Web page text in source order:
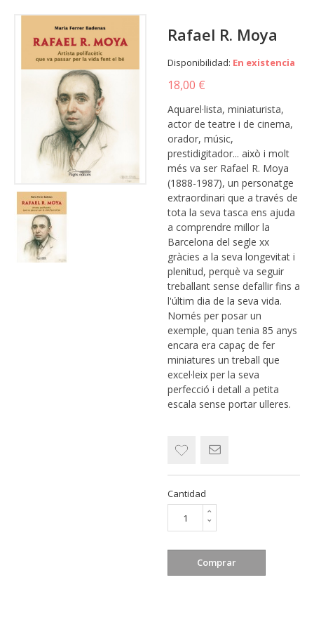
Rafael R. Moya
Disponibilidad: En existencia
18,00 €
Aquarel·lista, miniaturista,
actor de teatre i de cinema,
orador, músic,
prestidigitador... això i molt
més va ser Rafael R. Moya
(1888-1987), un personatge
extraordinari que a través de
tota la seva tasca ens ajuda
a comprendre millor la
Barcelona del segle xx
gràcies a la seva longevitat i
plenitud, perquè va seguir
treballant sense defallir fins a
l'últim dia de la seva vida.
Només per posar un
exemple, quan tenia 85 anys
encara era capaç de fer
miniatures un treball que
excel·leix per la seva
perfecció i detall a petita
escala sense portar ulleres.
Cantidad
Comprar